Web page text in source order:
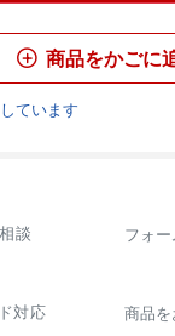
 商品をかごに
ています
談 フォ
対応 商品